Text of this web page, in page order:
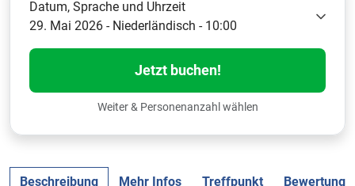
Datum, Sprache und Uhrzeit
29. Mai 2026 - Niederländisch - 10:00
Jetzt buchen!
Weiter & Personenanzahl wählen
Beschreibung Mehr Infos Treffpunkt